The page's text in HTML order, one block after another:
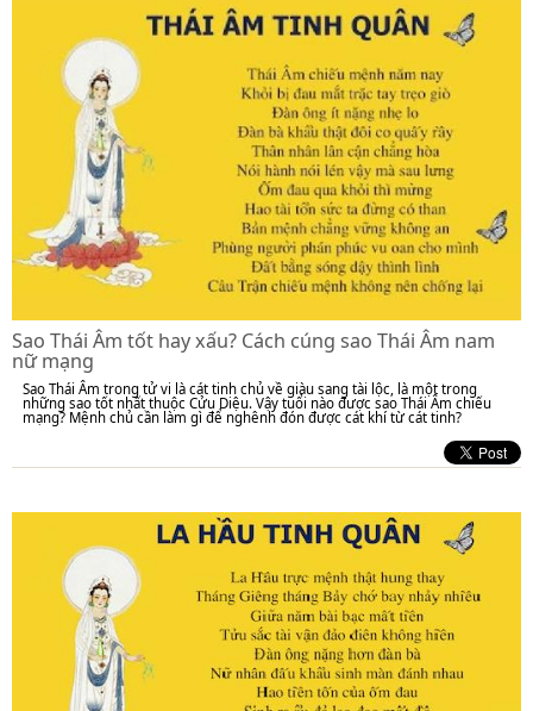
Sao Thái Âm tốt hay xấu? Cách cúng sao Thái Âm nam
nữ mạng
Sao Thái Âm trong tử vi là cát tinh chủ về giàu sang tài lộc, là một trong
những sao tốt nhất thuộc Cửu Diệu. Vậy tuổi nào được sao Thái Âm chiếu
mạng? Mệnh chủ cần làm gì để nghênh đón được cát khí từ cát tinh?